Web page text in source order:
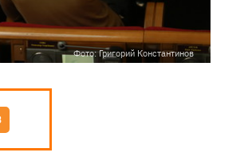
Фото: Григорий Константинов